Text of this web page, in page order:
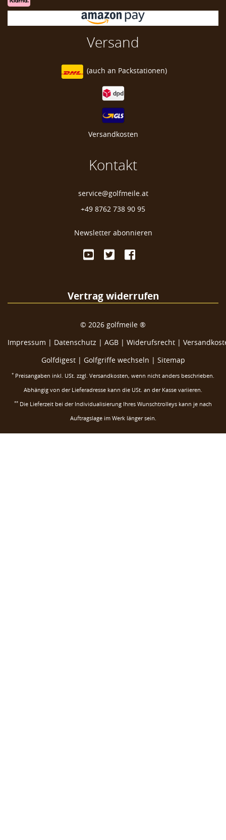
Versand
(auch an Packstationen)
Versandkosten
Kontakt
service@golfmeile.at
+49 8762 738 90 95
Newsletter abonnieren
Vertrag widerrufen
© 2026 golfmeile ®
Impressum | Datenschutz | AGB | Widerufsrecht |
Golfdigest| Golfgriffe wechseln | Sitemap
* Preisangaben inkl. USt. zzgl. Versandkosten, wenn nicht anders beschrieben.
Abhängig von der Lieferadresse kann die USt. an der Kasse variieren.
** Die Lieferzeit bei der Individualisierung Ihres Wunschtrolleys kann je nach
Auftragslage im Werk länger sein.